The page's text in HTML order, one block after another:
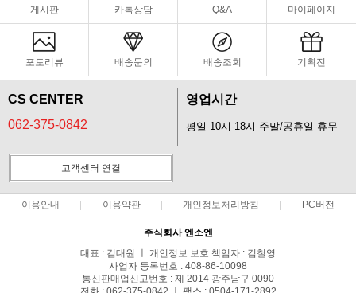
게시판 카톡상담 Q&A 마이페이지
포토리뷰 배송문의 배송조회 기획전
CS CENTER
062-375-0842
영업시간
평일 10시-18시 주말/공휴일 휴무
고객센터 연결
이용안내 이용약관 개인정보처리방침 PC버전
주식회사 엔소엔
대표 : 김대원 ㅣ 개인정보 보호 책임자 : 김철영
사업자 등록번호 : 408-86-10098
통신판매업신고번호 : 제 2014 광주남구 0090